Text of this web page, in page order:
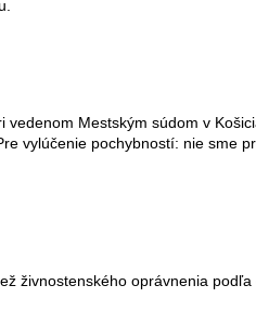
Mestským súdom v
vylúčenie pochybností: nie sme
živnostenského oprávnenia